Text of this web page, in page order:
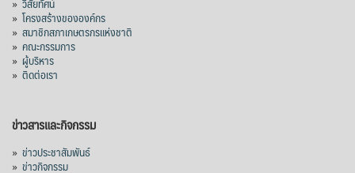
» โครงสร้างขององค์กร
» สมาชิกสภาเกษตรกรแห่งชาติ
» คณะกรรมการ
» ผู้บริหาร
» ติดต่อเรา
ข่าวสารและกิจกรรม
» ข่าวประชาสัมพันธ์
» ข่าวกิจกรรม